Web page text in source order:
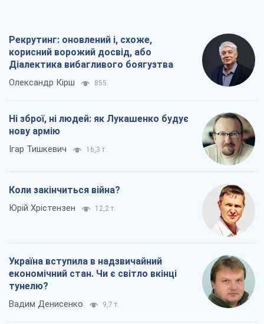
Рекрутинг: оновлений і, схоже,
корисний ворожий досвід, або
Діалектика вибагливого боягузтва
Олександр Кірш 855
Ні зброї, ні людей: як Лукашенко будує
нову армію
Ігар Тишкевич 16,3 т.
Коли закінчиться війна?
Юрій Хрістензен 12,2 т.
Україна вступила в надзвичайний
економічний стан. Чи є світло вкінці
тунелю?
Вадим Денисенко 9,7 т.